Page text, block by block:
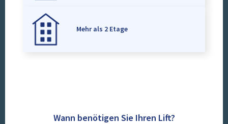
Mehr als 2 Etage
Wann benötigen Sie Ihren Lift?